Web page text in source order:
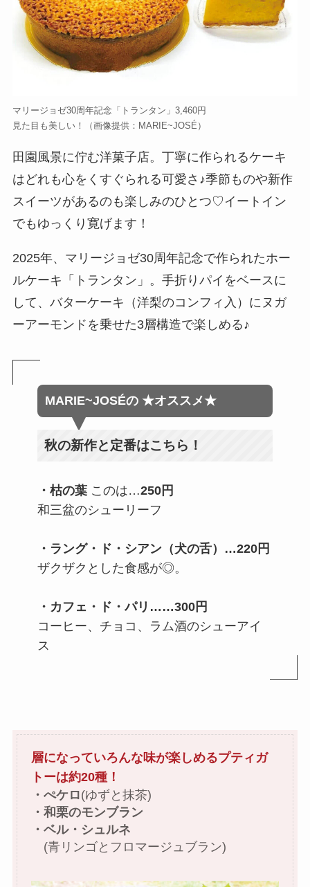
マリージョゼ30周年記念「トランタン」3,460円
見た目も美しい！
（画像提供：MARIE~JOSÉ）
田園風景に佇む洋菓子店。丁寧に作られるケーキ
はどれも心をくすぐられる可愛さ♪季節ものや新作
スイーツがあるのも楽しみのひとつ♡イートイン
でもゆっくり寛げます！
2025年、マリージョゼ30周年記念で作られたホー
ルケーキ「トランタン」。手折りパイをベースに
して、バターケーキ（洋梨のコンフィ入）にヌガ
ーアーモンドを乗せた3層構造で楽しめる♪
MARIE~JOSÉの ★オススメ★
秋の新作と定番はこちら！
・枯の葉このは…250円
和三盆のシューリーフ
・ラング・ド・シアン（犬の舌） …220円
ザクザクとした食感が◎。
・カフェ・ド・パリ ……300円
コーヒー、チョコ、ラム酒のシューアイ
ス
層になっていろんな味が楽しめるプティガ
トーは約20種！
・ぺケロ(ゆずと抹茶)
・和栗のモンブラン
・ベル・シュルネ
(青リンゴとフロマージュブラン)